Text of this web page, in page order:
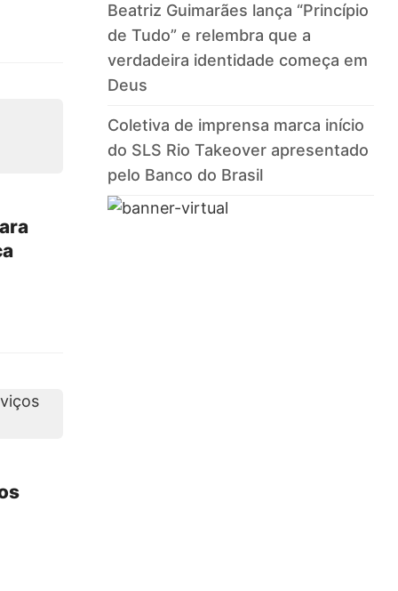
Beatriz Guimarães lança “Princípio
de Tudo” e relembra que a
verdadeira identidade começa em
Deus
Coletiva de imprensa marca início
do SLS Rio Takeover apresentado
pelo Banco do Brasil